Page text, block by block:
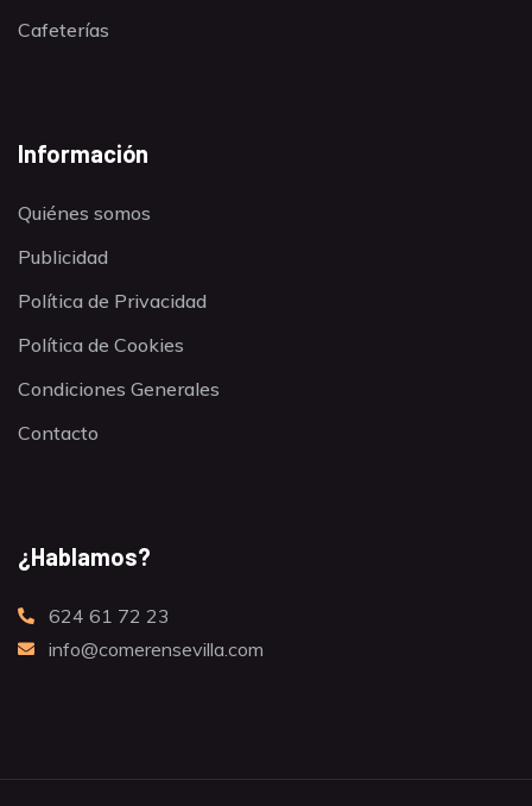
Cafeterías
Información
Quiénes somos
Publicidad
Política de Privacidad
Política de Cookies
Condiciones Generales
Contacto
¿Hablamos?
624 61 72 23
info@comerensevilla.com